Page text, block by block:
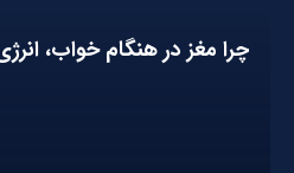
چرا مغز در هنگام خواب،